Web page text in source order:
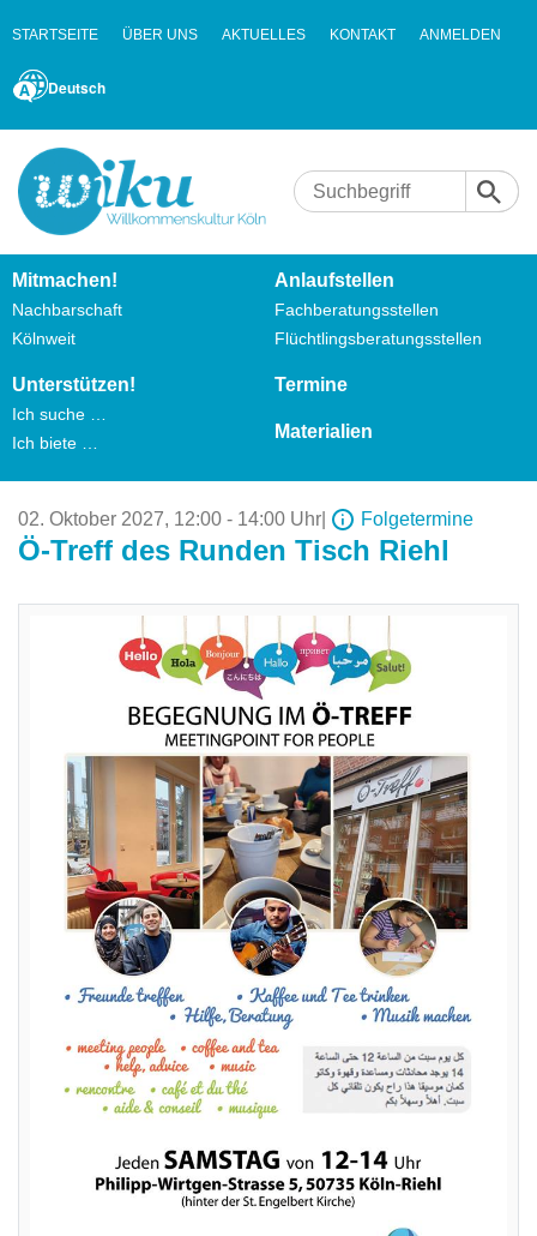
STARTSEITE ÜBER UNS AKTUELLES KONTAKT ANMELDEN
Deutsch
Mitmachen!
Nachbarschaft
Kölnweit
Anlaufstellen
Fachberatungsstellen
Flüchtlingsberatungsstellen
Unterstützen!
Ich suche …
Ich biete …
Termine
Materialien
02. Oktober 2027, 12:00 - 14:00 Uhr Folgetermine
Ö-Treff des Runden Tisch Riehl